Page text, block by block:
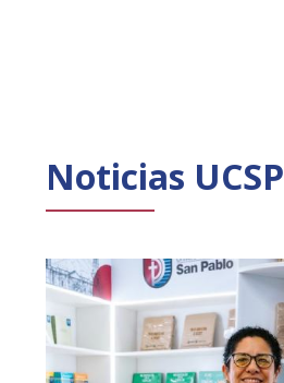
Noticias UCSP